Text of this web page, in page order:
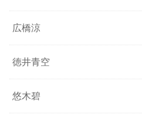
広橋涼
徳井青空
悠木碧